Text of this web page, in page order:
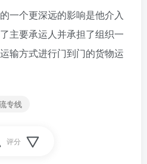
一个更深远的影响是他介入
主要承运人并承担了组织一
输方式进行门到门的货物运
专线
评分